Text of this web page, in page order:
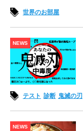
世界のお部屋
NEWS
テスト 診断 鬼滅の刃
NEWS